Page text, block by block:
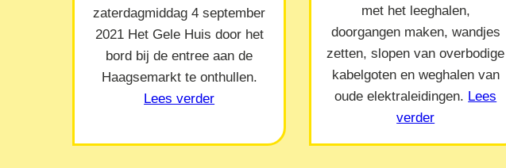
zaterdagmiddag 4 september
2021 Het Gele Huis door het
bord bij de entree aan de
Haagsemarkt te onthullen.
Lees verder
met het leeghalen,
doorgangen maken, wandjes
zetten, slopen van overbodige
kabelgoten en weghalen van
oude elektraleidingen. Lees
verder